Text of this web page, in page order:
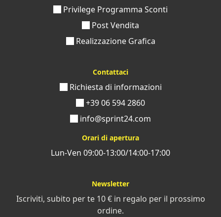
Privilege Programma Sconti
Post Vendita
Realizzazione Grafica
Contattaci
Richiesta di informazioni
+39 06 594 2860
info@sprint24.com
Orari di apertura
Lun-Ven 09:00-13:00/14:00-17:00
Newsletter
Iscriviti, subito per te 10 € in regalo per il prossimo
ordine.